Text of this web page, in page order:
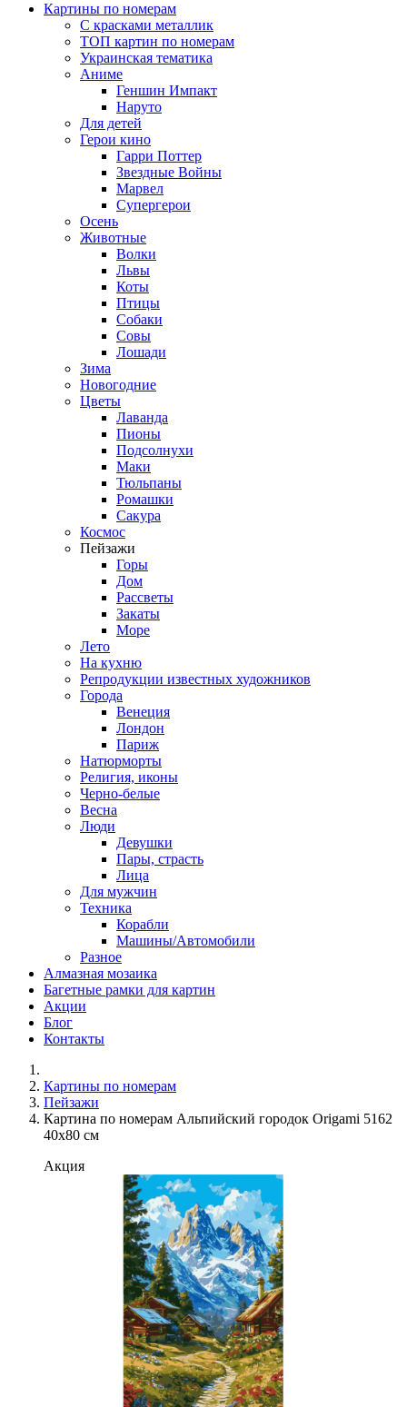
Картины по номерам
С красками металлик
ТОП картин по номерам
Украинская тематика
Аниме
Геншин Импакт
Наруто
Для детей
Герои кино
Гарри Поттер
Звездные Войны
Марвел
Супергерои
Осень
Животные
Волки
Львы
Коты
Птицы
Собаки
Совы
Лошади
Зима
Новогодние
Цветы
Лаванда
Пионы
Подсолнухи
Маки
Тюльпаны
Ромашки
Сакура
Космос
Пейзажи
Горы
Дом
Рассветы
Закаты
Море
Лето
На кухню
Репродукции известных художников
Города
Венеция
Лондон
Париж
Натюрморты
Религия, иконы
Черно-белые
Весна
Люди
Девушки
Пары, страсть
Лица
Для мужчин
Техника
Корабли
Машины/Автомобили
Разное
Алмазная мозаика
Багетные рамки для картин
Акции
Блог
Контакты
Картины по номерам
Пейзажи
Картина по номерам Альпийский городок Origami 5162
40x80 см
Акция